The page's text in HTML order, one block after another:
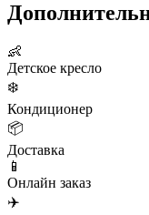
👶
Детское кресло
❄️
Кондиционер
📦
Доставка
📱
Онлайн заказ
✈️